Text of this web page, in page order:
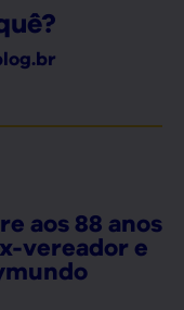
aos 88 anos
vereador e